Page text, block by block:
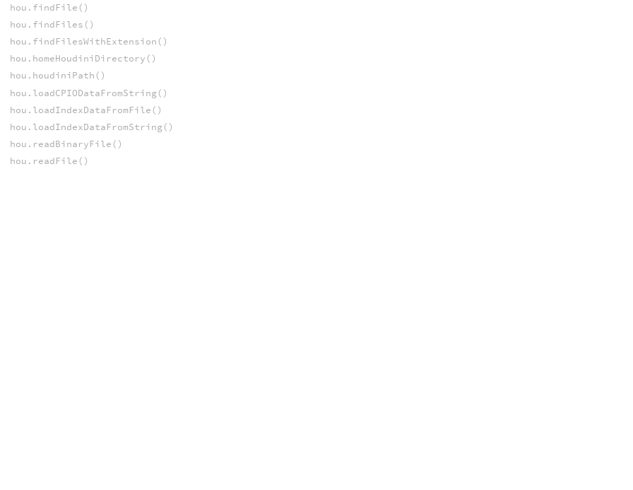
hou.findFile()
hou.findFiles()
hou.findFilesWithExtension()
hou.homeHoudiniDirectory()
hou.houdiniPath()
hou.loadCPIODataFromString()
hou.loadIndexDataFromFile()
hou.loadIndexDataFromString()
hou.readBinaryFile()
hou.readFile()